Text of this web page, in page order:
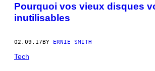
Pourquoi vos vieux disques
inutilisables
02.09.17BY ERNIE SMITH
Tech